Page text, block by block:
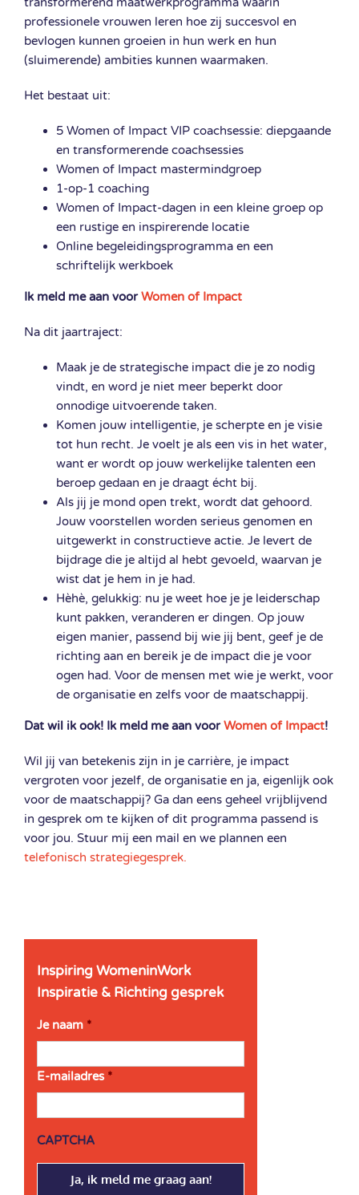
professionele vrouwen leren hoe zij succesvol en
bevlogen kunnen groeien in hun werk en hun
(sluimerende) ambities kunnen waarmaken.
Het bestaat uit:
5 Women of Impact VIP coachsessie: diepgaande
en transformerende coachsessies
Women of Impact mastermindgroep
1-op-1 coaching
Women of Impact-dagen in een kleine groep op
een rustige en inspirerende locatie
Online begeleidingsprogramma en een
schriftelijk werkboek
Ik meld me aan voorWomen of Impact
Na dit jaartraject:
Maak je de strategische impact die je zo nodig
vindt, en word je niet meer beperkt door
onnodige uitvoerende taken.
Komen jouw intelligentie, je scherpte en je visie
tot hun recht. Je voelt je als een vis in het water,
want er wordt op jouw werkelijke talenten een
beroep gedaan en je draagt écht bij.
Als jij je mond open trekt, wordt dat gehoord.
Jouw voorstellen worden serieus genomen en
uitgewerkt in constructieve actie. Je levert de
bijdrage die je altijd al hebt gevoeld, waarvan je
wist dat je hem in je had.
Hèhè, gelukkig: nu je weet hoe je je leiderschap
kunt pakken, veranderen er dingen. Op jouw
eigen manier, passend bij wie jij bent, geef je de
richting aan en bereik je de impact die je voor
ogen had. Voor de mensen met wie je werkt, voor
de organisatie en zelfs voor de maatschappij.
Dat wil ik ook! Ik meld me aan voorWomen of Impact!
Wil jij van betekenis zijn in je carrière, je impact
vergroten voor jezelf, de organisatie en ja, eigenlijk ook
voor de maatschappij? Ga dan eens geheel vrijblijvend
in gesprek om te kijken of dit programma passend is
voor jou. Stuur mij een mail en we plannen een
telefonisch strategiegesprek.
Inspiring WomeninWork
Inspiratie & Richting gesprek
Je naam *
E-mailadres *
CAPTCHA